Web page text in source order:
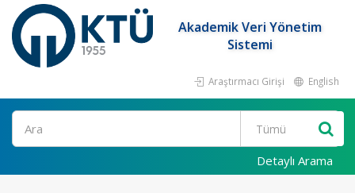
Akademik Veri Yönetim
Sistemi
Araştırmacı Girişi English
Ara
Detaylı Arama